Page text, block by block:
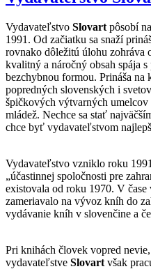
Vydavateľstvo Slovart pôsobí
1991. Od začiatku sa snaží
rovnako dôležitú úlohu zohráva
kvalitný a náročný obsah spája
bezchybnou formou. Prináša
popredných slovenských i
špičkových výtvarných umelcov
mládež. Nechce sa stať
chce byť vydavateľstvom
Vydavateľstvo vzniklo roku
„účastinnej spoločnosti pre
existovala od roku 1970. V
zameriavalo na vývoz kníh do
vydávanie kníh v slovenčine a
Pri knihách človek vopred
vydavateľstve Slovart však